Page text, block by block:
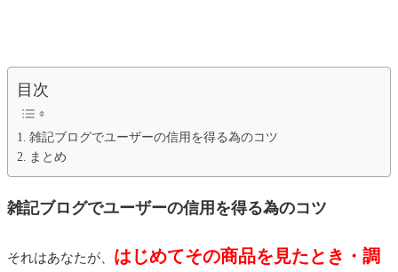
目次
雑記ブログでユーザーの信用を得る為のコツ
まとめ
雑記ブログでユーザーの信用を得る為のコツ
それはあなたが、 はじめてその商品を見たとき・調